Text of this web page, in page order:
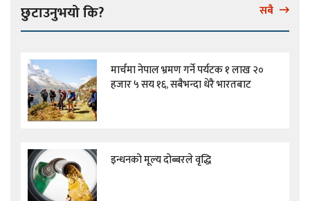
छुटाउनुभयो कि? सबै
मार्चमा नेपाल भ्रमण गर्ने पर्यटक १ लाख २०
हजार ५ सय १६, सबैभन्दा धेरै भारतबाट
इन्धनको मूल्य दोब्बरले वृद्धि